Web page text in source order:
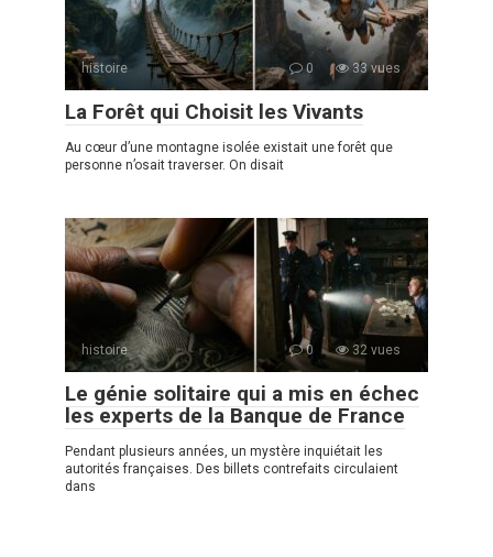
histoire 0 33 vues
La Forêt qui Choisit les Vivants
Au cœur d’une montagne isolée existait une forêt que
personne n’osait traverser. On disait
histoire 0 32 vues
Le génie solitaire qui a mis en échec
les experts de la Banque de France
Pendant plusieurs années, un mystère inquiétait les
autorités françaises. Des billets contrefaits circulaient
dans